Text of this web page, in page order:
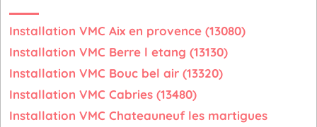
Installation VMC Aix en provence (13080)
Installation VMC Berre l etang (13130)
Installation VMC Bouc bel air (13320)
Installation VMC Cabries (13480)
Installation VMC Chateauneuf les martigues